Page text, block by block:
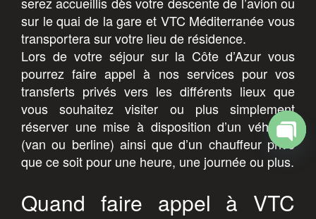
sur le quai de la gare et VTC Méditerranée vous
transportera sur votre lieu de résidence.
Lors de votre séjour sur la Côte d’Azur vous
pourrez faire appel à nos services pour vos
transferts privés vers les différents lieux que
vous souhaitez visiter ou plus simplement
réserver une mise à disposition d’un véhicule
(van ou berline) ainsi que d’un chauffeur privé
que ce soit pour une heure, une journée ou plus.
Quand faire appel à VTC
chaty